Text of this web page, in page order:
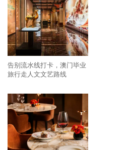
告别流水线打卡，澳门毕业
旅行走人文文艺路线